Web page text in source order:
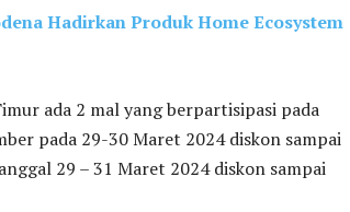
Hadirkan Produk Home Ecosystem
ada 2 mal yang berpartisipasi pada
pada 29-30 Maret 2024 diskon sampai
29 – 31 Maret 2024 diskon sampai